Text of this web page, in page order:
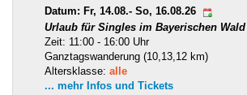
Datum: Fr, 14.08.- So, 16.08.26
Urlaub für Singles im Bayerischen
Zeit: 11:00 - 16:00 Uhr
Ganztagswanderung (10,13,12 km)
Altersklasse: alle
... mehr Infos und Tickets